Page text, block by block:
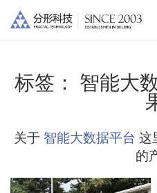
标签： 智能大
关于 智能大数据平台 这
的